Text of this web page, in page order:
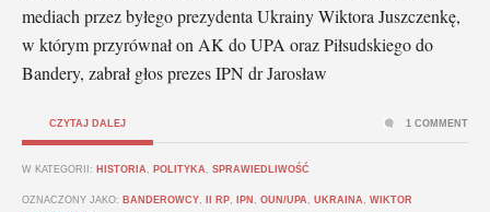
mediach przez byłego prezydenta Ukrainy Wiktora Juszczenkę,
w którym przyrównał on AK do UPA oraz Piłsudskiego do
Bandery, zabrał głos prezes IPN dr Jarosław
CZYTAJ DALEJ
W KATEGORII: HISTORIA POLITYKA SPRAWIEDLIWOŚĆ
OZNACZONY JAKO: BANDEROWCY II RP IPN OUN/UPA UKRAINA
WIKTOR
1 COMMENT